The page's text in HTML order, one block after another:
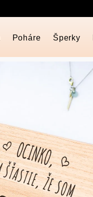
Poháre Šperky